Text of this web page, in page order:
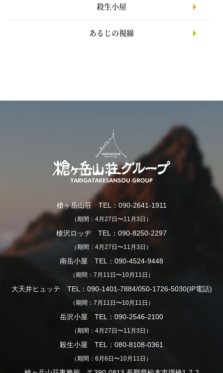
殺生小屋
あるじの視線
槍ヶ岳山荘 TEL：090-2641-1911
（期間：4月27日〜11月3日）
槍沢ロッヂ TEL：090-8250-2297
（期間：4月27日〜11月3日）
南岳小屋 TEL：090-4524-9448
（期間：7月11日〜10月11日）
大天井ヒュッテ TEL：090-1401-7884/050-1726-5030(IP電話)
（期間：7月11日〜10月11日）
岳沢小屋 TEL：090-2546-2100
（期間：4月27日〜11月3日）
殺生小屋 TEL：080-8108-0361
（期間：6月6日〜10月11日）